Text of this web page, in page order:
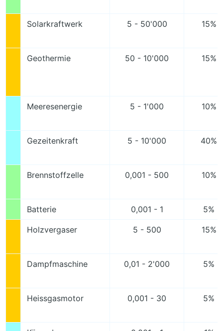
Solarkraftwerk 5 - 50'000 15%
Geothermie 50 - 10'000 15%
Meeresenergie 5 - 1'000 10%
Gezeitenkraft 5 - 10'000 40%
Brennstoffzelle 0,001 - 500 10%
Batterie 0,001 - 1 5% -
Holzvergaser 5 - 500 15%
Dampfmaschine 0,01 - 2'000 5% -
Heissgasmotor 0,001 - 30 5% -